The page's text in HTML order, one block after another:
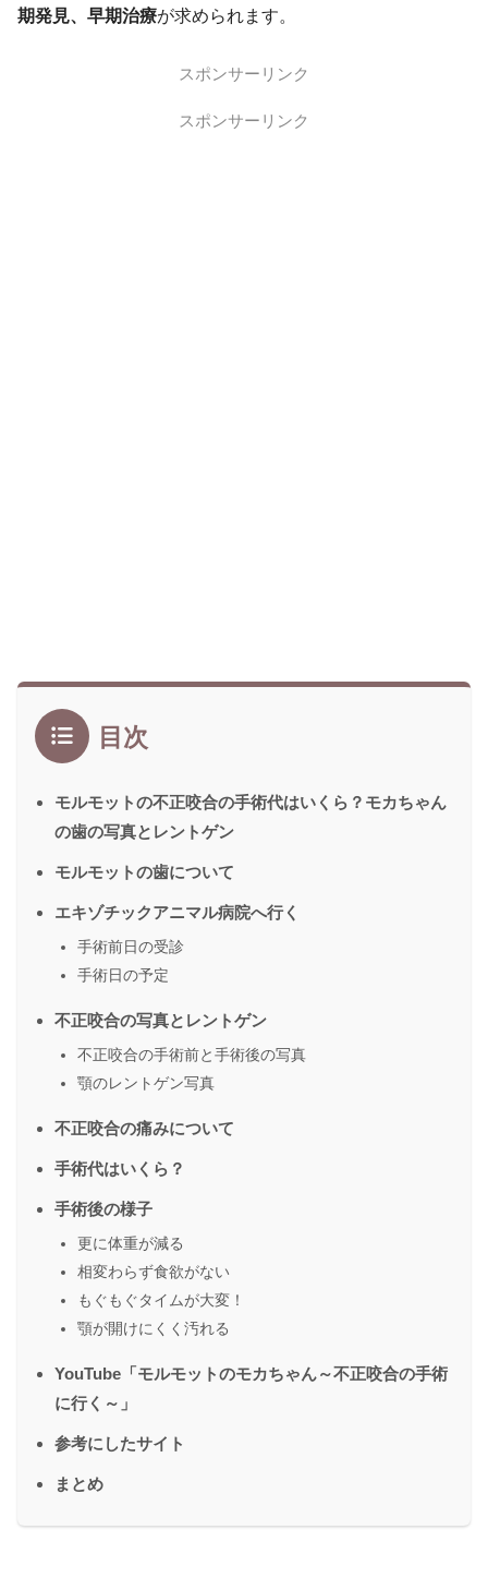
期発見、早期治療が求められます。
スポンサーリンク
スポンサーリンク
目次
モルモットの不正咬合の手術代はいくら？モカちゃん
の歯の写真とレントゲン
モルモットの歯について
エキゾチックアニマル病院へ行く
手術前日の受診
手術日の予定
不正咬合の写真とレントゲン
不正咬合の手術前と手術後の写真
顎のレントゲン写真
不正咬合の痛みについて
手術代はいくら？
手術後の様子
更に体重が減る
相変わらず食欲がない
もぐもぐタイムが大変！
顎が開けにくく汚れる
YouTube「モルモットのモカちゃん～不正咬合の手術
に行く～」
参考にしたサイト
まとめ